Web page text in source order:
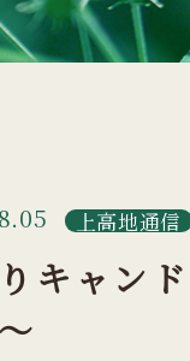
上高地通信
キャン